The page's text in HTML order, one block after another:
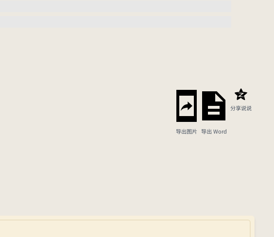
导出图片 导出 Word
分享说说